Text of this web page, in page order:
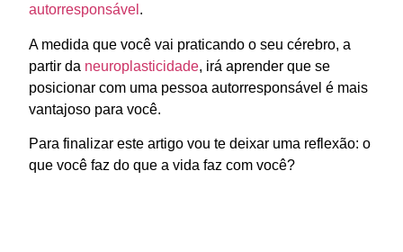
autorresponsável .
A medida que você vai praticando o seu cérebro, a
partir da neuroplasticidade, irá aprender que se
posicionar com uma pessoa autorresponsável é mais
vantajoso para você.
Para finalizar este artigo vou te deixar uma reflexão: o
que você faz do que a vida faz com você?